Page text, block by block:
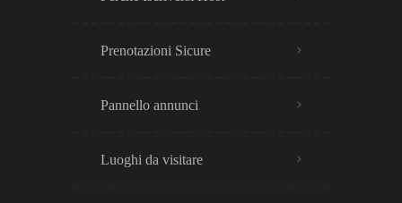
Prenotazioni Sicure
Pannello annunci
Luoghi da visitare